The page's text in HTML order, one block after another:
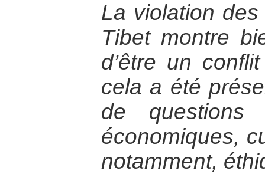
La violation des
Tibet montre
d’être un
cela a été
de questions
économiques,
notamment,